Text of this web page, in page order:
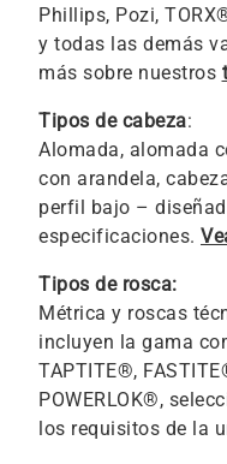
Phillips, Pozi,
y todas las demás
más sobre nuestros
Tipos de cabeza:
Alomada, alomada
con arandela,
perfil bajo –
especificaciones.
Tipos de rosca:
Métrica y roscas
incluyen la gama
TAPTITE®,
POWERLOK®,
los requisitos de la